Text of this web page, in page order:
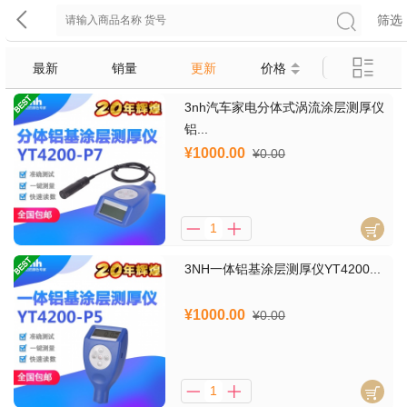
筛选
最新 销量 更新 价格
3nh汽车家电分体式涡流涂层测厚仪
铝...
¥1000.00 ¥0.00
3NH一体铝基涂层测厚仪YT4200...
¥1000.00 ¥0.00